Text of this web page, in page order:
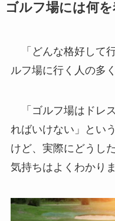
ゴルフ場には何
「どんな格好して
ルフ場に行く人の多
「ゴルフ場はドレ
ればいけない」とい
けど、実際にどうし
気持ちはよくわかりま